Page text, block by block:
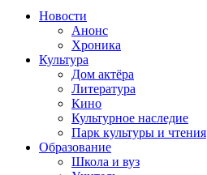
Новости
Анонс
Хроника
Культура
Дом актёра
Литература
Кино
Культурное наследие
Парк культуры и чтения
Образование
Школа и вуз